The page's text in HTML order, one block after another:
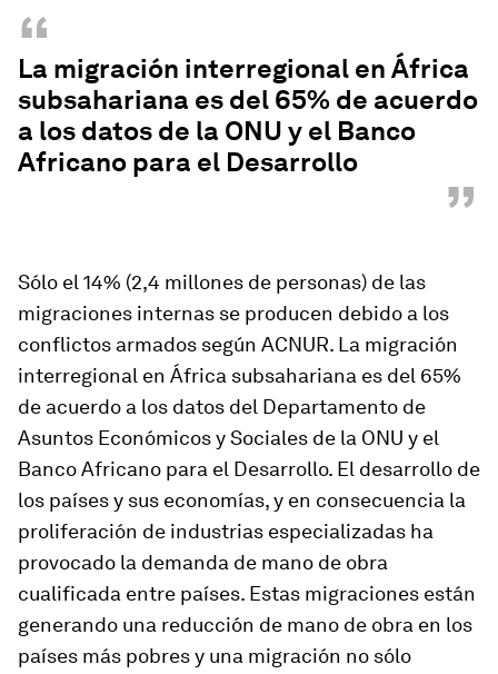
“
La migración interregional en África
subsahariana es del 65% de acuerdo
a los datos de la ONU y el Banco
Africano para el Desarrollo
”
Sólo el 14% (2,4 millones de personas) de las
migraciones internas se producen debido a los
conflictos armados según ACNUR. La migración
interregional en África subsahariana es del 65%
de acuerdo a los datos del Departamento de
Asuntos Económicos y Sociales de la ONU y el
Banco Africano para el Desarrollo. El desarrollo de
los países y sus economías, y en consecuencia la
proliferación de industrias especializadas ha
provocado la demanda de mano de obra
cualificada entre países. Estas migraciones están
generando una reducción de mano de obra en los
países más pobres y una migración no sólo